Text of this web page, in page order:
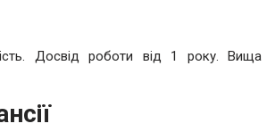
Досвід роботи від 1 року. Вища